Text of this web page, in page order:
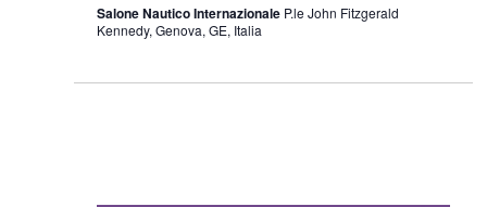
Salone Nautico Internazionale P.le John Fitzgerald
Kennedy, Genova, GE, Italia